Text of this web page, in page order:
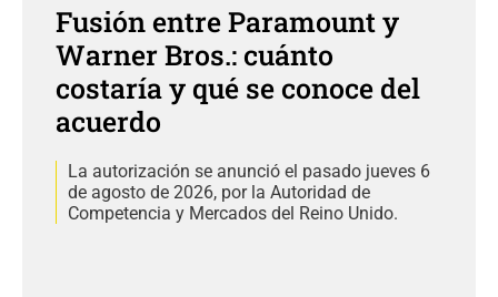
Fusión entre Paramount y
Warner Bros.: cuánto
costaría y qué se conoce del
acuerdo
La autorización se anunció el pasado jueves 6
de agosto de 2026, por la Autoridad de
Competencia y Mercados del Reino Unido.